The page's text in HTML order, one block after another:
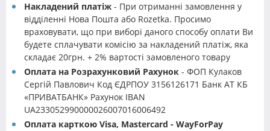
Накладений платіж - При отриманні замовлення у
відділенні Нова Пошта або Rozetka. Просимо
враховувати, що при виборі даного способу оплати Ви
будете сплачувати комісію за накладений платіж, яка
складає 20грн. + 2% вартості замовленого товару
Оплата на Розрахунковий Рахунок - ФОП Кулаков
Сергій Павлович Код ЄДРПОУ 3156126171 Банк АТ КБ
«ПРИВАТБАНК» Рахунок IBAN
UA233052990000026007016006492
Оплата карткою Visa, Mastercard - WayForPay